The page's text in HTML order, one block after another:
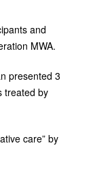
and
MWA.
presented 3
treated by
care” by